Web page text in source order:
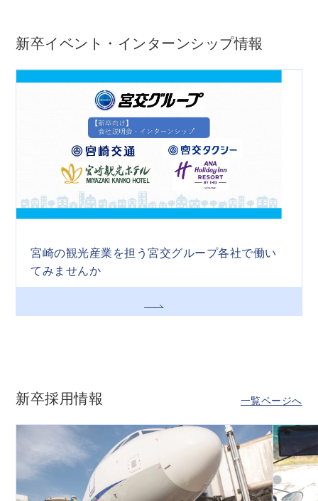
新卒イベント・インターンシップ情報
宮崎の観光産業を担う宮交グループ各社で働い
てみませんか
新卒採用情報 一覧ページへ